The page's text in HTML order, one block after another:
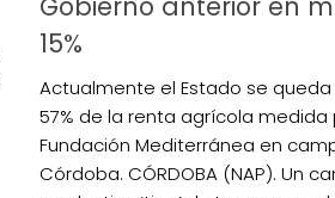
Gobierno anterior en
15%
Actualmente el Estado se
57% de la renta agrícola medida
Fundación Mediterránea en
Córdoba. CÓRDOBA (NAP). Un